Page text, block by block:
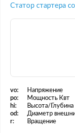
Статор стартера
vo: Напряжение
po:
Мощность Квт
hi:
Высота/Глубина
od:
Диаметр
r:
Вращение